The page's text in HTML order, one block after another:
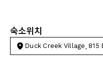
숙소위치
Duck Creek Village, 815